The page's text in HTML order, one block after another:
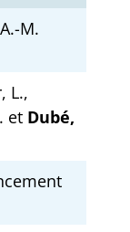
M.
L.,
et Dubé,